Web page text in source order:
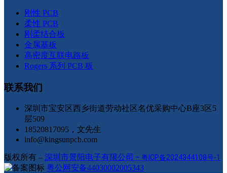
刚性 PCB
柔性 PCB
刚柔结合板
金属基板
高密度互联电路板
Rogers 系列 PCB 板
联系我们
深圳市宝安区西乡街道劳动社区名优采购中心B座3区5
层509
18520817095，文先生
info@kingsunpcb.com
版权所有 – 深圳市景阳电子有限公司 – 粤ICP备2024344108号-1
粤公网安备44030002005343